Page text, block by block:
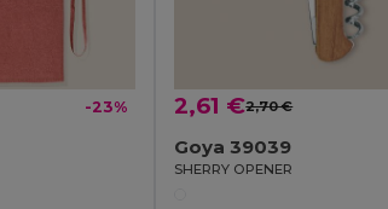
-23% 2,61 €2,70 €
Goya 39039
SHERRY OPENER